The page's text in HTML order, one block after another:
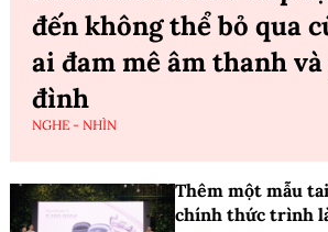
đến không thể bỏ qua
ai đam mê âm thanh
đình
NGHE - NHÌN
Thêm một mẫu
chính thức trình